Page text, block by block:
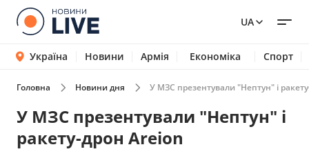
UA
Україна Новини Армія Економіка Спорт
Головна Новини дня У МЗС презентували "Нептун" і
У МЗС презентували "Нептун" і
ракету-дрон Areion